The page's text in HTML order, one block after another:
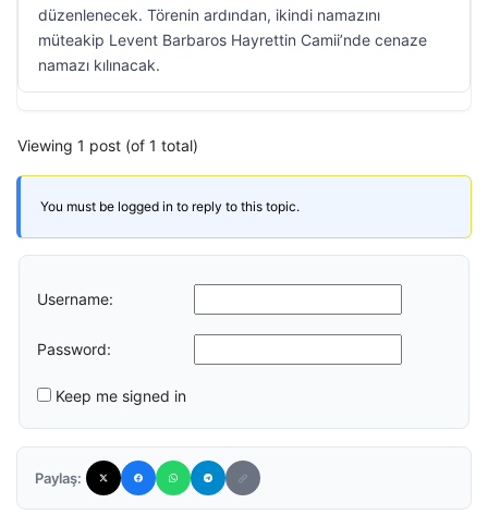
düzenlenecek. Törenin ardından, ikindi namazını
müteakip Levent Barbaros Hayrettin Camii’nde cenaze
namazı kılınacak.
Viewing 1 post (of 1 total)
You must be logged in to reply to this topic.
Username:
Password:
Keep me signed in
Paylaş: